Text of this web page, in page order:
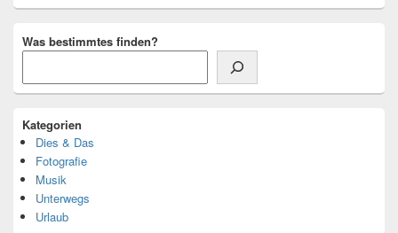
Was bestimmtes finden?
Kategorien
Dies & Das
Fotografie
Musik
Unterwegs
Urlaub